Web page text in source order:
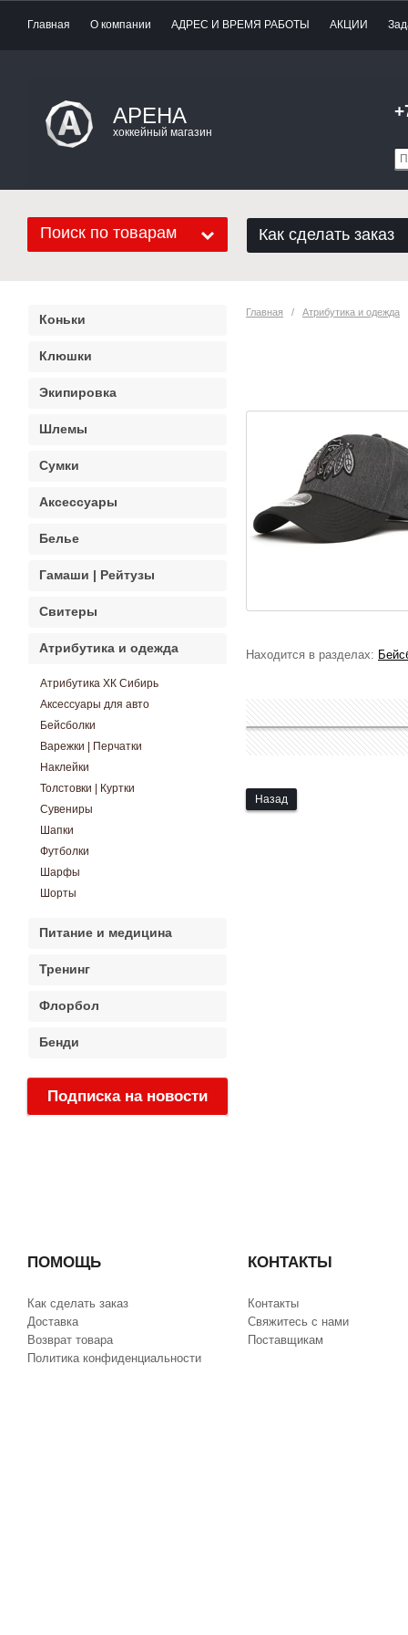
Главная О компании АДРЕС И ВРЕМЯ РАБОТЫ АКЦИИ
АРЕНА
хоккейный магазин
Поиск по товарам Как сделать заказ
Главная
   /
Атрибутика и одежда
Находится в разделах:
Назад
Коньки
Клюшки
Экипировка
Шлемы
Сумки
Аксессуары
Белье
Гамаши | Рейтузы
Свитеры
Атрибутика и одежда
Атрибутика ХК Сибирь
Аксессуары для авто
Бейсболки
Варежки | Перчатки
Наклейки
Толстовки | Куртки
Сувениры
Шапки
Футболки
Шарфы
Шорты
Питание и медицина
Тренинг
Флорбол
Бенди
Подписка на новости
ПОМОЩЬ
Как сделать заказ
Доставка
Возврат товара
Политика конфиденциальности
КОНТАКТЫ
Контакты
Свяжитесь с нами
Поставщикам